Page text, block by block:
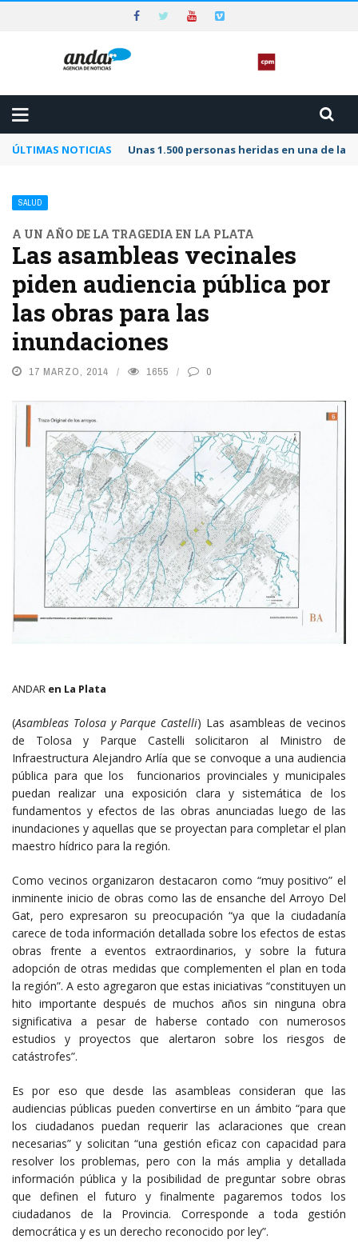
ÚLTIMAS NOTICIAS Unas 1.500 personas heridas en una de
SALUD
A UN AÑO DE LA TRAGEDIA EN LA PLATA
Las asambleas vecinales
piden audiencia pública por
las obras para las
inundaciones
17 MARZO, 2014 1655 0
ANDAR en La Plata
(Asambleas Tolosa y Parque Castelli) Las asambleas de vecinos
de Tolosa y Parque Castelli solicitaron al Ministro de
Infraestructura Alejandro Arlía que se convoque a una audiencia
pública para que los funcionarios provinciales y municipales
puedan realizar una exposición clara y sistemática de los
fundamentos y efectos de las obras anunciadas luego de las
inundaciones y aquellas que se proyectan para completar el plan
maestro hídrico para la región.
Como vecinos organizaron destacaron como “muy positivo” el
inminente inicio de obras como las de ensanche del Arroyo Del
Gat, pero expresaron su preocupación “ya que la ciudadanía
carece de toda información detallada sobre los efectos de estas
obras frente a eventos extraordinarios, y sobre la futura
adopción de otras medidas que complementen el plan en toda
la región”. A esto agregaron que estas iniciativas “constituyen un
hito importante después de muchos años sin ninguna obra
significativa a pesar de haberse contado con numerosos
estudios y proyectos que alertaron sobre los riesgos de
catástrofes”.
Es por eso que desde las asambleas consideran que las
audiencias públicas pueden convertirse en un ámbito “para que
los ciudadanos puedan requerir las aclaraciones que crean
necesarias” y solicitan “una gestión eficaz con capacidad para
resolver los problemas, pero con la más amplia y detallada
información pública y la posibilidad de preguntar sobre obras
que definen el futuro y finalmente pagaremos todos los
ciudadanos de la Provincia. Corresponde a toda gestión
democrática y es un derecho reconocido por ley”.